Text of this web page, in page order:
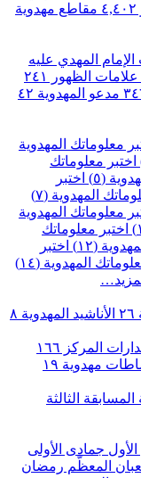
٤,٤٠٢ مقاطع مهدوية
المهدي عليه
علامات الظهور
٢٤١
مدعو المهدوية ٤٢
معلوماتك المهدوية
اختبر معلوماتك
(٥)
اختبر
المهدوية (٧)
معلوماتك المهدوية
اختبر معلوماتك
(١٢)
اختبر
المهدوية (١٤)
٢٦ الأناشيد المهدوية ٨
المركز ١٦٦
مهدوية ١٩
المسابقة الثالثة
الأول جمادى الأولى
المعظّم رمضان